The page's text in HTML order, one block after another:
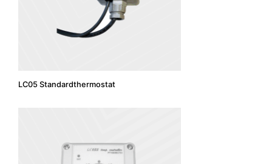
LC05 Standardthermostat